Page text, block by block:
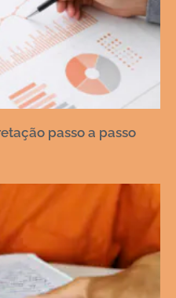
passo a passo